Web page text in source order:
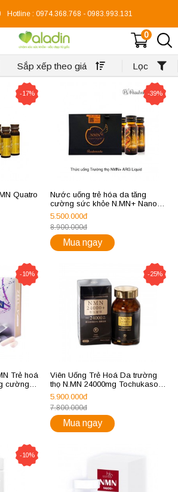
Hotline : 0974.368.768 - 0983.993.131
0
Sắp xếp theo giá Lọc
-17%
Quatro
-39%
Nước uống trẻ hóa da tăng
cường sức khỏe N.MN+ Nano
Liquid 12000 (12 lọ x 30ml)
5.500.000đ
8.900.000đ
Mua ngay
-10%
Trẻ hoá
cường
-25%
Viên Uống Trẻ Hoá Da trường
thọ N.MN 24000mg Tochukasou
Hoàng Gia Nhật Bản
5.900.000đ
7.800.000đ
Mua ngay
-10%